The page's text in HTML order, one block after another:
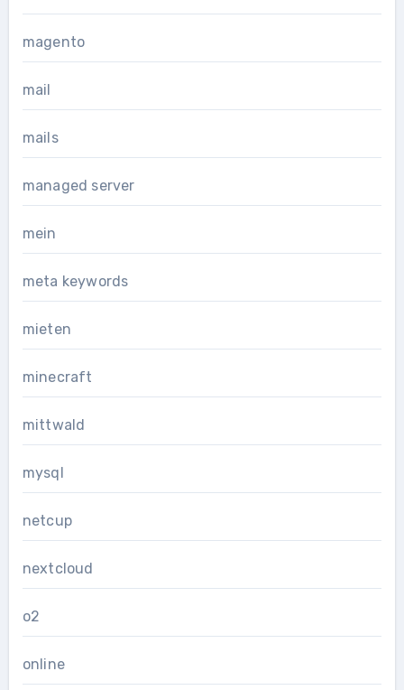
magento
mail
mails
managed server
mein
meta keywords
mieten
minecraft
mittwald
mysql
netcup
nextcloud
o2
online